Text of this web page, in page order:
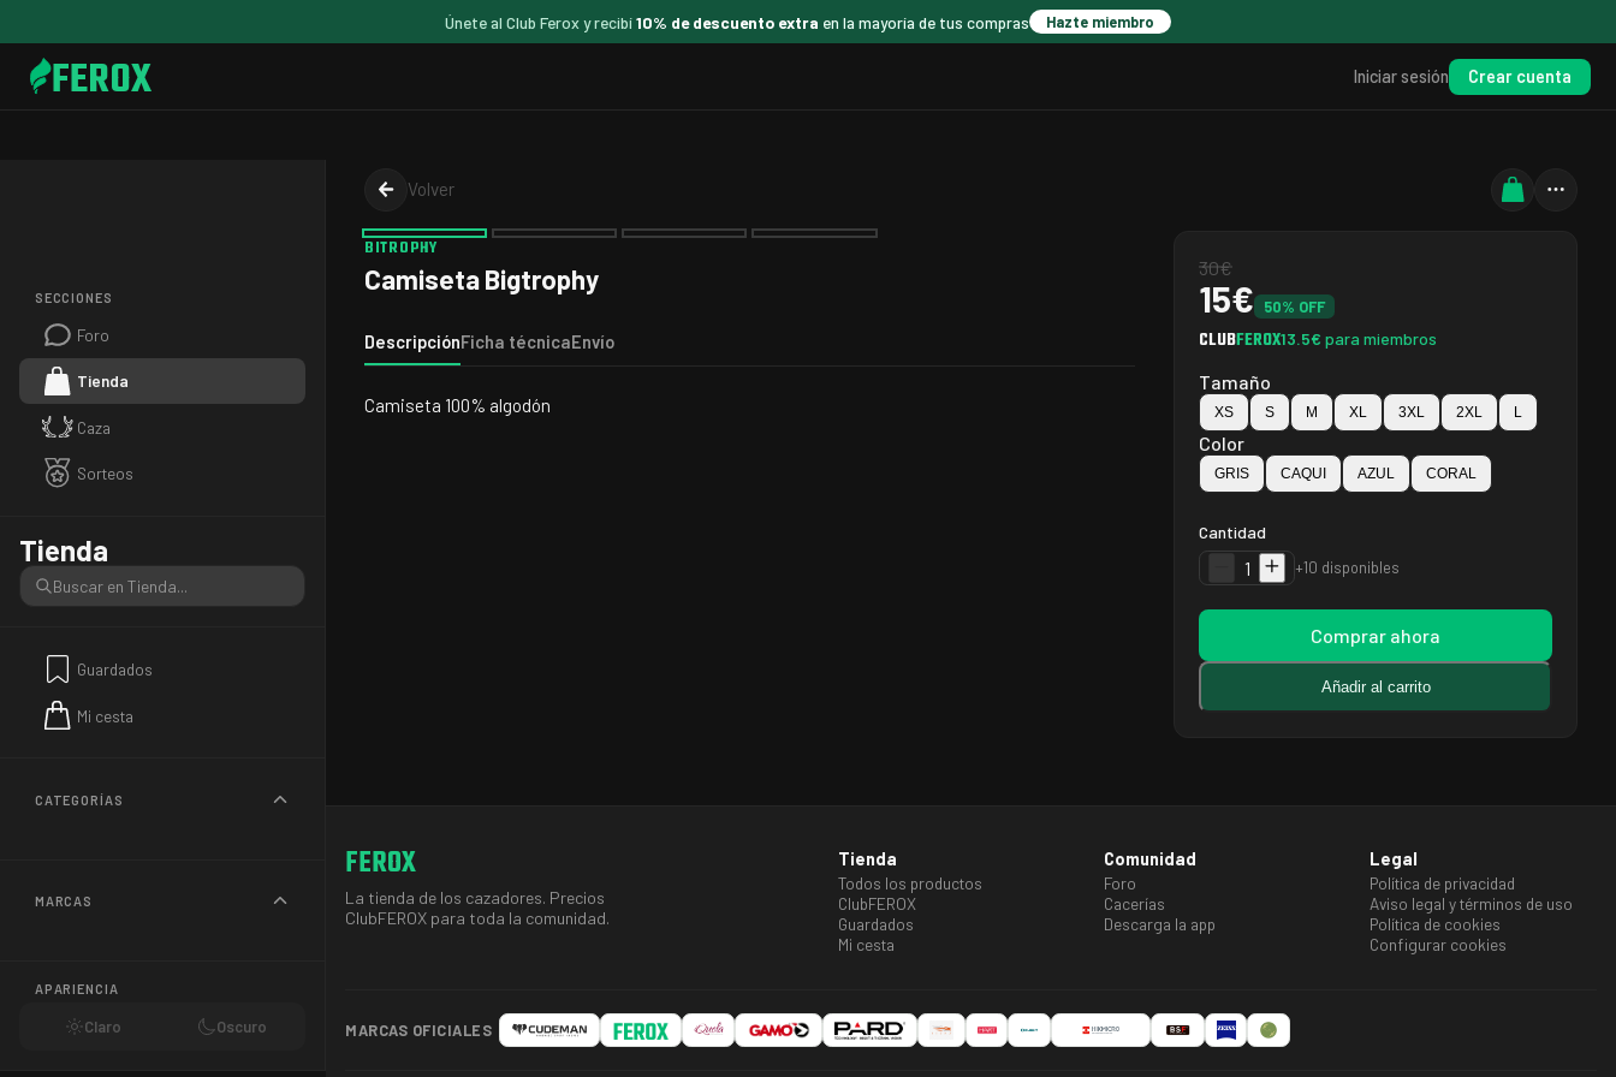
Únete al Club Ferox y recibí10% de descuento extra en la mayoría de tus compras Hazte miembro
FEROX Iniciar sesión Crear cuenta
SECCIONES
Foro
Tienda
Caza
Sorteos
Tienda
Guardados
Mi cesta
CATEGORÍAS
MARCAS
APARIENCIA
Claro Oscuro
Volver
BITROPHY
Camiseta Bigtrophy
DescripciónFicha técnicaEnvío
Camiseta 100% algodón
30€
15€ 50% OFF
CLUBFEROX13.5€ para miembros
Tamaño
XS S M XL 3XL 2XL L
Color
GRIS CAQUI AZUL CORAL
Cantidad
1 +10 disponibles
Comprar ahora
Añadir al carrito
FEROX
La tienda de los cazadores. Precios
ClubFEROX para toda la comunidad.
Tienda
Todos los productos
ClubFEROX
Guardados
Mi cesta
Comunidad
Foro
Cacerías
Descarga la app
Legal
Política de privacidad
Aviso legal y términos de uso
Política de cookies
Configurar cookies
MARCAS OFICIALES